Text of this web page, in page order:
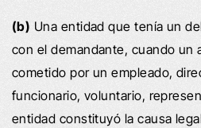
(b) Una entidad que tenía un
con el demandante, cuando un
cometido por un empleado,
funcionario, voluntario,
entidad constituyó la causa